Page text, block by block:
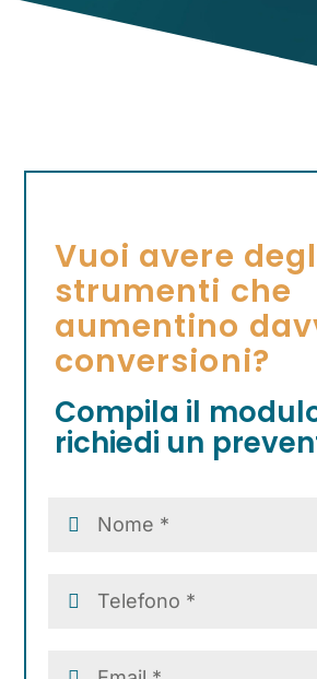
Vuoi avere
strumenti che
aumentino
conversioni?
Compila il
richiedi un